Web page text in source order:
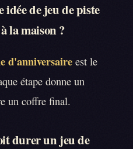
idée de jeu de piste
la maison ?
d'anniversaire est le
étape donne un
un coffre final.
durer un jeu de